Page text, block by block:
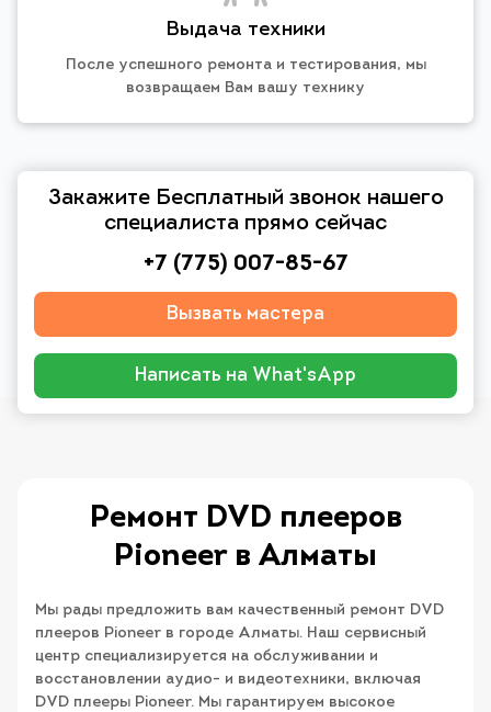
Выдача техники
После успешного ремонта и тестирования, мы
возвращаем Вам вашу технику
Закажите Бесплатный звонок нашего
специалиста прямо сейчас
+7 (775) 007-85-67
Вызвать мастера
Написать на What'sApp
Ремонт DVD плееров
Pioneer в Алматы
Мы рады предложить вам качественный ремонт DVD
плееров Pioneer в городе Алматы. Наш сервисный
центр специализируется на обслуживании и
восстановлении аудио- и видеотехники, включая
DVD плееры Pioneer. Мы гарантируем высокое